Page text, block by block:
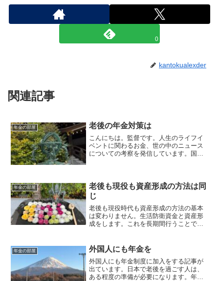
0
kantokualexder
関連記事
年金の部屋 老後の年金対策は
こんにちは。監督です。人生のライフイ
ベントに関わるお金、世の中のニュース
についての考察を発信しています。国家
ョンを含みます）。...
年金の部屋
老後も現役も資産形成の方法は同
じ
老後も現役時代も資産形成の方法の基本
は変わりません。生活防衛資金と資産形
成をします。これを長期間行うことで。
年金の部屋 外国人にも年金を
外国人にも年金制度に加入をする記事が
出ています。日本で老後を過ごす人は、
ある程度の準備が必要になります。年金